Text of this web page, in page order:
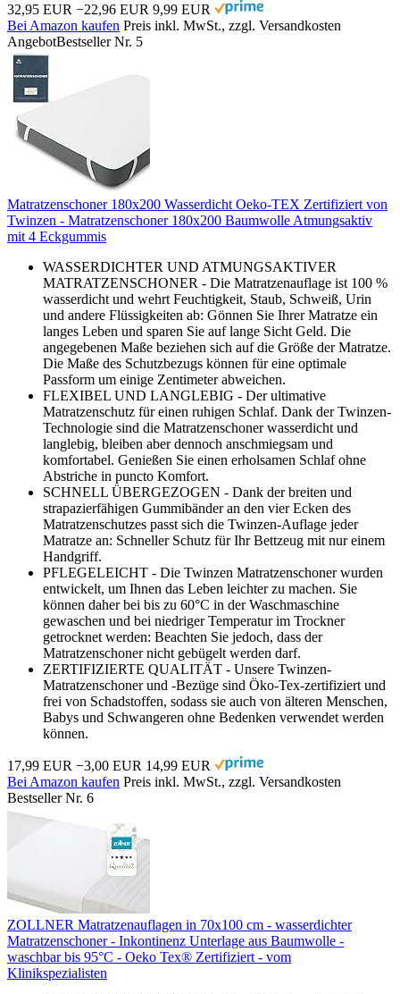
32,95 EUR −22,96 EUR 9,99 EUR
Bei Amazon kaufen Preis inkl. MwSt., zzgl. Versandkosten
AngebotBestseller Nr. 5
Matratzenschoner 180x200 Wasserdicht Oeko-TEX Zertifiziert von
Twinzen - Matratzenschoner 180x200 Baumwolle Atmungsaktiv
mit 4 Eckgummis
WASSERDICHTER UND ATMUNGSAKTIVER
MATRATZENSCHONER - Die Matratzenauflage ist 100 %
wasserdicht und wehrt Feuchtigkeit, Staub, Schweiß, Urin
und andere Flüssigkeiten ab: Gönnen Sie Ihrer Matratze ein
langes Leben und sparen Sie auf lange Sicht Geld. Die
angegebenen Maße beziehen sich auf die Größe der Matratze.
Die Maße des Schutzbezugs können für eine optimale
Passform um einige Zentimeter abweichen.
FLEXIBEL UND LANGLEBIG - Der ultimative
Matratzenschutz für einen ruhigen Schlaf. Dank der Twinzen-
Technologie sind die Matratzenschoner wasserdicht und
langlebig, bleiben aber dennoch anschmiegsam und
komfortabel. Genießen Sie einen erholsamen Schlaf ohne
Abstriche in puncto Komfort.
SCHNELL ÜBERGEZOGEN - Dank der breiten und
strapazierfähigen Gummibänder an den vier Ecken des
Matratzenschutzes passt sich die Twinzen-Auflage jeder
Matratze an: Schneller Schutz für Ihr Bettzeug mit nur einem
Handgriff.
PFLEGELEICHT - Die Twinzen Matratzenschoner wurden
entwickelt, um Ihnen das Leben leichter zu machen. Sie
können daher bei bis zu 60°C in der Waschmaschine
gewaschen und bei niedriger Temperatur im Trockner
getrocknet werden: Beachten Sie jedoch, dass der
Matratzenschoner nicht gebügelt werden darf.
ZERTIFIZIERTE QUALITÄT - Unsere Twinzen-
Matratzenschoner und -Bezüge sind Öko-Tex-zertifiziert und
frei von Schadstoffen, sodass sie auch von älteren Menschen,
Babys und Schwangeren ohne Bedenken verwendet werden
können.
17,99 EUR −3,00 EUR 14,99 EUR
Bei Amazon kaufen Preis inkl. MwSt., zzgl. Versandkosten
Bestseller Nr. 6
ZOLLNER Matratzenauflagen in 70x100 cm - wasserdichter
Matratzenschoner - Inkontinenz Unterlage aus Baumwolle -
waschbar bis 95°C - Oeko Tex® Zertifiziert - vom
Klinikspezialisten